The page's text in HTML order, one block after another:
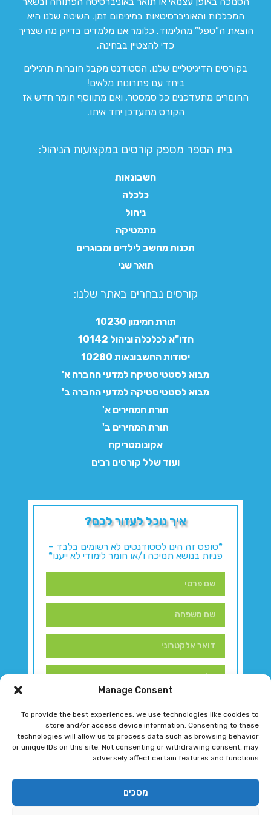
Manage Consent
To provide the best experiences, we use technologies like cookies to
store and/or access device information. Consenting to these
technologies will allow us to process data such as browsing behavior
or unique IDs on this site. Not consenting or withdrawing consent, may
adversely affect certain features and functions.
מסכים
המכללות והאוניברסיטאות במינימום זמן. השיטה שלנו היא
הוצאת ה”טפל” מהלימוד. כלומר אנו מלמדים בדיוק מה שצריך
כדי להצטיין בבחינה.
בקורסים הדיגיטליים שלנו, הסטודנט מקבל חוברות תרגילים
ביחד עם פתרונות מלאים!
החומרים מתעדכנים כל סמסטר, ואם מתווסף חומר חדש אז
הקורס מתעדכן יחד איתו.
בית הספר מספק קורסים במקצועות הניהול:
חשבונאות
כלכלה
ניהול
מתמטיקה
תכנות מחשב לילדים ומבוגרים
תואר שני
קורסים נבחרים באתר שלנו:​
תורת המימון 10230
חדו"א לכלכלה וניהול 10142
יסודות החשבונאות 10280
מבוא לסטטיסטיקה למדעי החברה א'
מבוא לסטטיסטיקה למדעי החברה ב'
תורת המחירים א'
תורת המחירים ב'
אקונומטריקה
ועוד שלל קורסים רבים
איך נוכל לעזור לכם?
*טופס זה הינו לסטודנטים לא רשומים בלבד –
פניות בנושא תמיכה ו/או חומר לימודי לא ייענו*